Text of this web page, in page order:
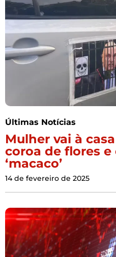
Últimas Notícias
Mulher vai à
coroa de flores e
‘macaco’
14 de fevereiro de 2025